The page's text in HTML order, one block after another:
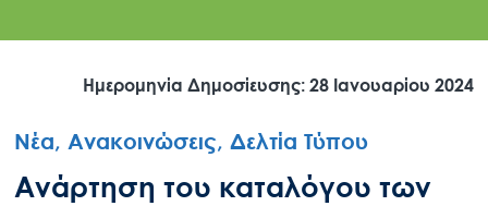
Ημερομηνία Δημοσίευσης: 28 Ιανουαρίου 2024
Νέα, Ανακοινώσεις, Δελτία Τύπου
Ανάρτηση του καταλόγου των